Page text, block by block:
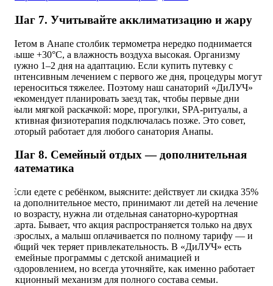
Шаг 7. Учитывайте акклиматизацию и жару
Летом в Анапе столбик термометра нередко поднимается
выше +30°C, а влажность воздуха высокая. Организму
нужно 1–2 дня на адаптацию. Если купить путевку с
интенсивным лечением с первого же дня, процедуры могут
переноситься тяжелее. Поэтому наш санаторий «ДиЛУЧ»
рекомендует планировать заезд так, чтобы первые дни
были мягкой раскачкой: море, прогулки, SPA-ритуалы, а
активная физиотерапия подключалась позже. Это совет,
который работает для любого санатория Анапы.
Шаг 8. Семейный отдых — дополнительная
математика
Если едете с ребёнком, выясните: действует ли скидка 35%
на дополнительное место, принимают ли детей на лечение
по возрасту, нужна ли отдельная санаторно-курортная
карта. Бывает, что акция распространяется только на двух
взрослых, а малыш оплачивается по полному тарифу — и
общий чек теряет привлекательность. В «ДиЛУЧ» есть
семейные программы с детской анимацией и
оздоровлением, но всегда уточняйте, как именно работает
акционный механизм для полного состава семьи.